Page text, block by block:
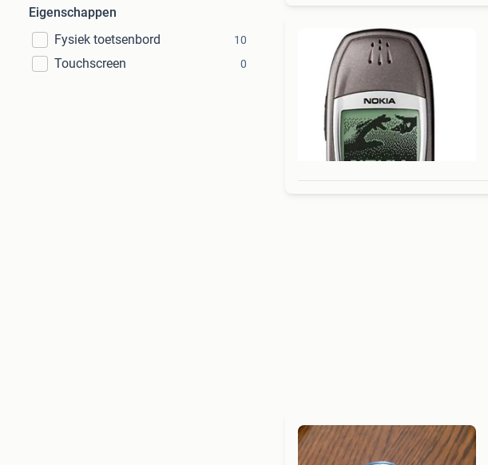
Eigenschappen
Fysiek toetsenbord
10
Touchscreen 0